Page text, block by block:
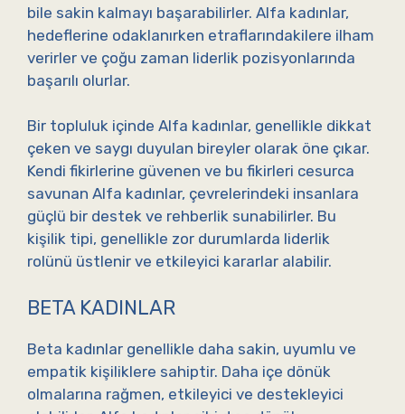
bile sakin kalmayı başarabilirler. Alfa kadınlar,
hedeflerine odaklanırken etraflarındakilere ilham
verirler ve çoğu zaman liderlik pozisyonlarında
başarılı olurlar.
Bir topluluk içinde Alfa kadınlar, genellikle dikkat
çeken ve saygı duyulan bireyler olarak öne çıkar.
Kendi fikirlerine güvenen ve bu fikirleri cesurca
savunan Alfa kadınlar, çevrelerindeki insanlara
güçlü bir destek ve rehberlik sunabilirler. Bu
kişilik tipi, genellikle zor durumlarda liderlik
rolünü üstlenir ve etkileyici kararlar alabilir.
BETA KADINLAR
Beta kadınlar genellikle daha sakin, uyumlu ve
empatik kişiliklere sahiptir. Daha içe dönük
olmalarına rağmen, etkileyici ve destekleyici